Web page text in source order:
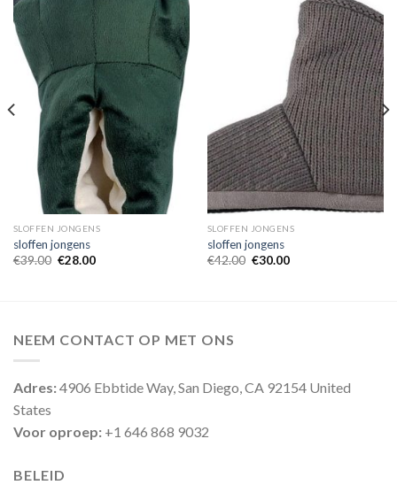
SLOFFEN JONGENS
sloffen jongens
€39.00 €28.00
SLOFFEN JONGENS
sloffen jongens
€42.00 €30.00
NEEM CONTACT OP MET ONS
Adres:4906 Ebbtide Way, San Diego, CA 92154 United
States
Voor oproep: +1 646 868 9032
BELEID